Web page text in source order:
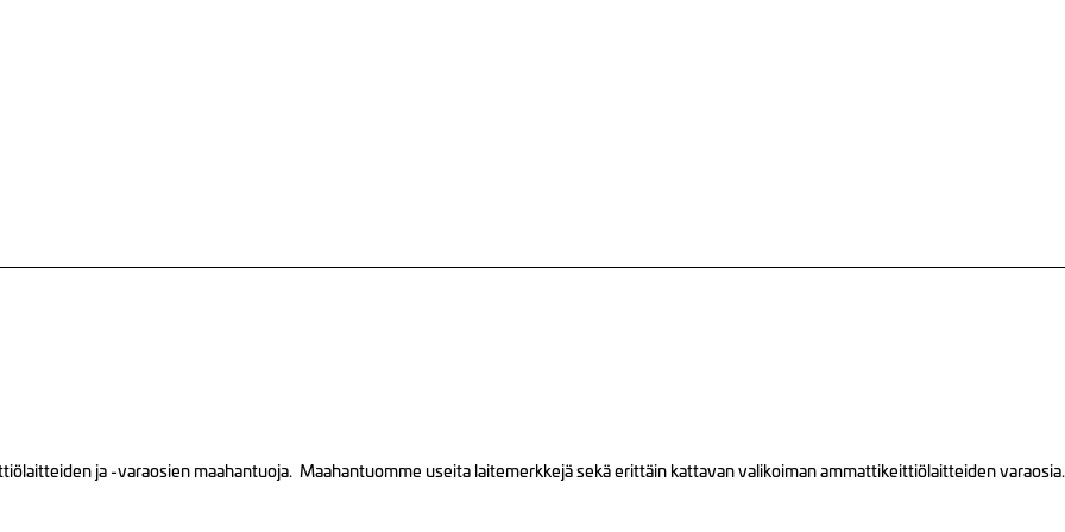
ja -varaosien maahantuoja. Maahantuomme useita laitemerkkejä sekä erittäin kattavan valikoiman ammattikeittiölaitteiden varaosia.